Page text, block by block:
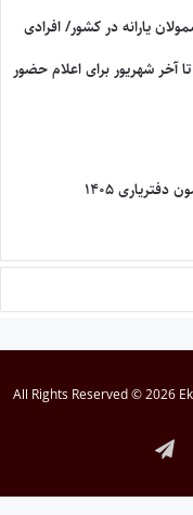
یارانه در کشور/ افرادی
آخر شهریور برای اعلام حضور
۱۴۰۵
All Rights Reserved © 2026